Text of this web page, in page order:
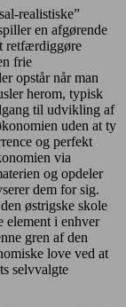
realistiske”
en afgørende
retfærdiggøre
frie
opstår når man
herom, typisk
til udvikling af
uden at ty
og perfekt
via
og opdeler
dem for sig.
østrigske skole
element i enhver
gren af den
love ved at
selvvalgte